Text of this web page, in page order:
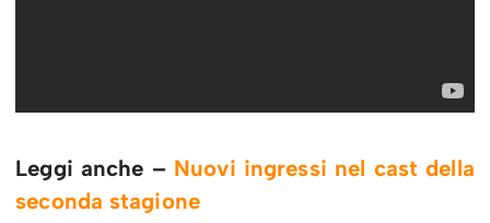
Leggi anche – Nuovi ingressi nel cast della
seconda stagione